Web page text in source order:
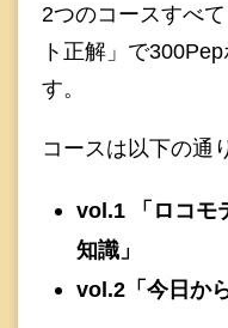
2つのコースすべ
ト正解」で
す。
コースは以下の通
vol.1 「ロコモ
知識」
vol.2「今日か